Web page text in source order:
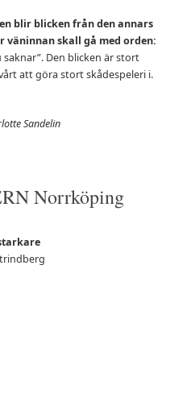
blir blicken från den annars
väninnan skall gå med orden:
saknar”. Den blicken är stort
att göra stort skådespeleri i.
Sandelin
Norrköping